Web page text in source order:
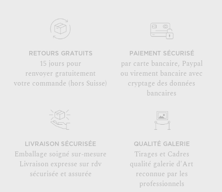
RETOURS GRATUITS
15 jours pour
renvoyer gratuitement
votre commande (hors Suisse)
PAIEMENT SÉCURISÉ
par carte bancaire, Paypal
ou virement bancaire avec
cryptage des données
bancaires
LIVRAISON SÉCURISÉE
Emballage soigné sur-mesure
Livraison expresse sur rdv
sécurisée et assurée
QUALITÉ GALERIE
Tirages et Cadres
qualité galerie d'Art
reconnue par les
professionnels